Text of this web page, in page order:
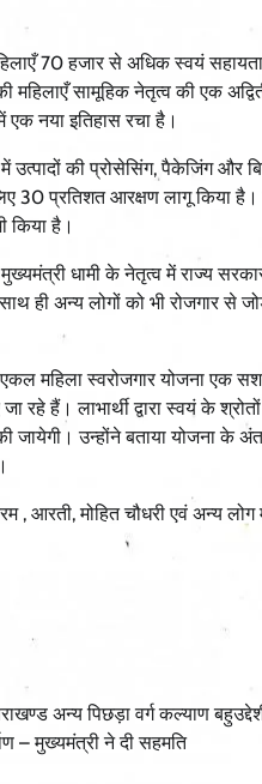
70 हजार से अधिक स्वयं
महिलाएँ सामूहिक नेतृत्व की एक
एक नया इतिहास रचा है।
उत्पादों की प्रोसेसिंग, पैकेजिंग
प्रतिशत आरक्षण लागू किया है।
किया है।
धामी के नेतृत्व में राज्य
ही अन्य लोगों को भी रोजगार से
महिला स्वरोजगार योजना एक
रहे हैं। लाभार्थी द्वारा स्वयं के
जायेगी। उन्होंने बताया योजना के
, आरती, मोहित चौधरी एवं अन्य लोग
अन्य पिछड़ा वर्ग कल्याण
– मुख्यमंत्री ने दी सहमति